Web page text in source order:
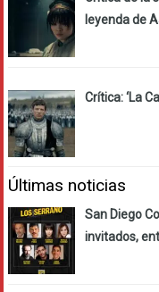
leyenda de
Crítica: ‘La
Últimas noticias
San Diego
invitados,